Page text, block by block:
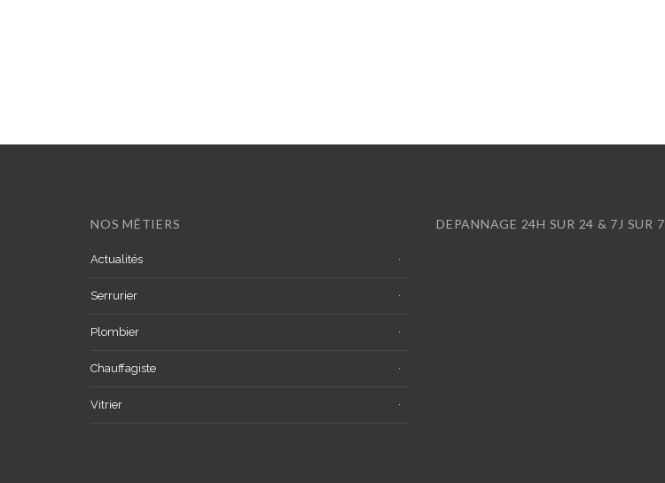
NOS MÉTIERS
Actualités
Serrurier
Plombier
Chauffagiste
Vitrier
DEPANNAGE 24H SUR 24 & 7J SUR 7